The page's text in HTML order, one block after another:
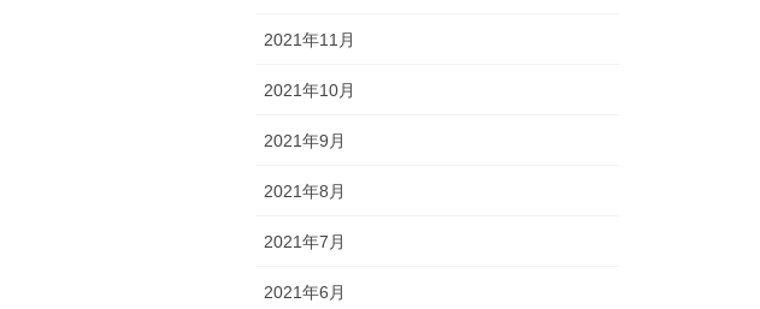
2021年11月
2021年10月
2021年9月
2021年8月
2021年7月
2021年6月